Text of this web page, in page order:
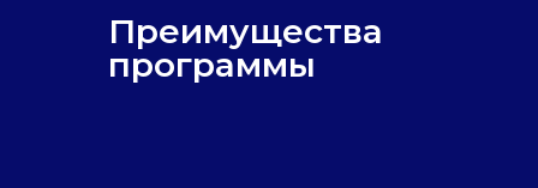
Актуальность и
востребованность
специалисты в сфере ядерной и
радиационной безопасности
всегда нужны государству и